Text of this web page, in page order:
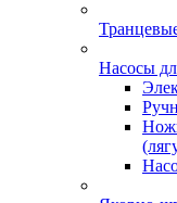
Насосы